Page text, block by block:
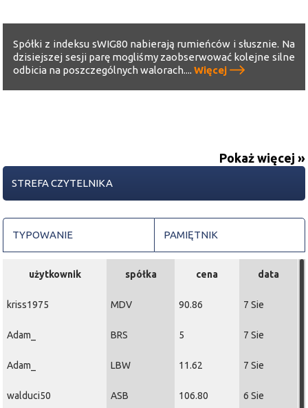
Spółki z indeksu sWIG80 nabierają rumieńców i słusznie. Na
dzisiejszej sesji parę mogliśmy zaobserwować kolejne silne
odbicia na poszczególnych walorach....Więcej
Pokaż więcej »
STREFA CZYTELNIKA
TYPOWANIE PAMIĘTNIK
użytkownik spółka cena data
kriss1975 MDV 90.86 7 Sie
Adam_ BRS 5 7 Sie
Adam_ LBW 11.62 7 Sie
walduci50 ASB 106.80 6 Sie